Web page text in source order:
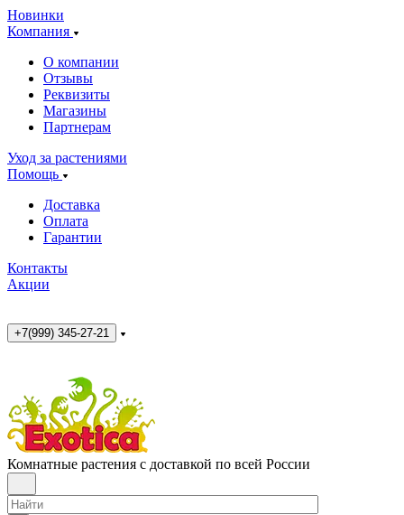
Новинки
Компания
О компании
Отзывы
Реквизиты
Магазины
Партнерам
Уход за растениями
Помощь
Доставка
Оплата
Гарантии
Контакты
Акции
+7(999) 345-27-21
Комнатные растения с доставкой по всей России